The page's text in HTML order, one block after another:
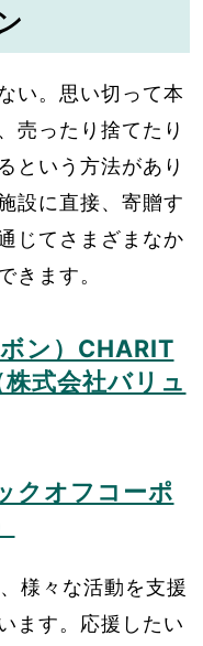
い。思い切って本
売ったり捨てたり
という方法があり
設に直接、寄贈す
じてさまざまなか
きます。
ン）CHARIT
式会社バリュ
クオフコーポ
様々な活動を支援
ます。応援したい